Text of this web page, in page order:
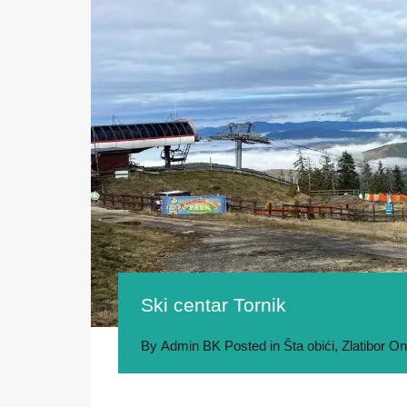
Ski centar Tornik
By Admin BK Posted in Šta obići, Zlatibor